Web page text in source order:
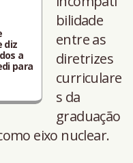
diz
a
para
bilidade
entre as
diretrizes
curriculare
s da
graduação
eixo nuclear.